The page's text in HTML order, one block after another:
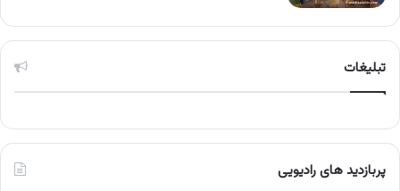
تبلیغات
پربازدید های رادیویی